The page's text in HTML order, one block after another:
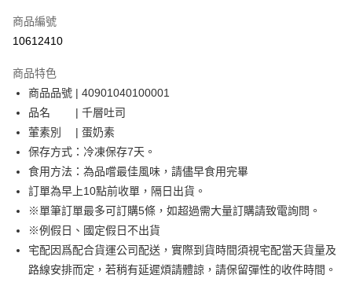
ATM付款
低溫冷凍宅配(本島)
每筆NT$200，滿NT$3,000(含以上)免運費
商品編號
10612410
商品特色
商品品號 | 40901040100001
品名 | 千層吐司
葷素別 | 蛋奶素
保存方式：冷凍保存7天。
食用方法：為品嚐最佳風味，請儘早食用完畢
訂單為早上10點前收單，隔日出貨。
※單筆訂單最多可訂購5條，如超過需大量訂購請致電詢問。
※例假日、國定假日不出貨
宅配因爲配合貨運公司配送，實際到貨時間須視宅配當天貨量及
路線安排而定，若稍有延遲煩請體諒，請保留彈性的收件時間。